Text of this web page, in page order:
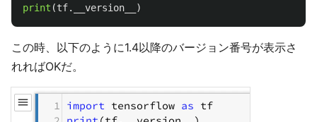
print (tf. __version__ )
この時、以下のように1.4以降のバージョン番号が表示さ
れればOKだ。